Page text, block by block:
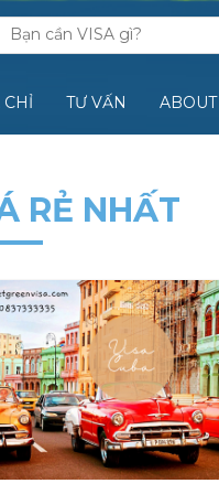
TƯ VẤN ABOUT
RẺ NHẤT